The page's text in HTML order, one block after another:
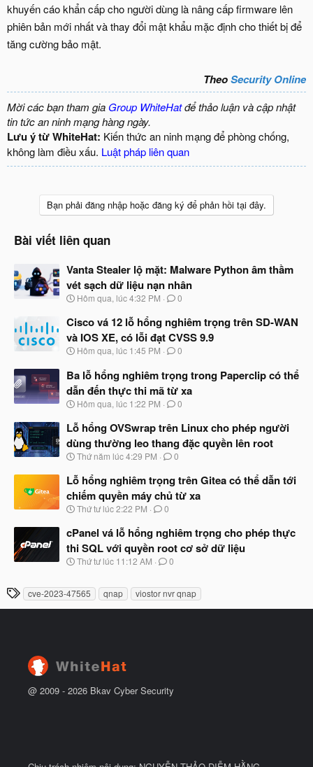
khuyến cáo khẩn cấp cho người dùng là nâng cấp firmware lên
phiên bản mới nhất và thay đổi mật khẩu mặc định cho thiết bị để
tăng cường bảo mật.
TheoSecurity Online
Mời các bạn tham gia Group WhiteHatđể thảo luận và cập nhật
tin tức an ninh mạng hàng ngày.
Lưu ý từ WhiteHat: Kiến thức an ninh mạng để phòng chống,
không làm điều xấu. Luật pháp liên quan
Bạn phải đăng nhập hoặc đăng ký để phản hồi tại đây.
Bài viết liên quan
Vanta Stealer lộ mặt: Malware Python âm thầm
vét sạch dữ liệu nạn nhân
N
à
b
ắ
đ
ầ
u
Hôm qua, lúc 4:32 PM 0
Cisco vá 12 lỗ hổng nghiêm trọng trên SD-WAN
và IOS XE, có lỗi đạt CVSS 9.9
N
à
y
b
ắ
đ
ầ
u
Hôm qua, lúc 1:45 PM 0
Ba lỗ hổng nghiêm trọng trong Paperclip có thể
dẫn đến thực thi mã từ xa
N
à
b
ắ
đ
ầ
u
Hôm qua, lúc 1:22 PM 0
Lỗ hổng OVSwrap trên Linux cho phép người
dùng thường leo thang đặc quyền lên root
N
à
b
ắ
đ
ầ
u
Thứ năm lúc 4:29 PM 0
Lỗ hổng nghiêm trọng trên Gitea có thể dẫn tới
chiếm quyền máy chủ từ xa
N
à
b
ắ
đ
ầ
u
Thứ tư lúc 2:22 PM 0
cPanel vá lỗ hổng nghiêm trọng cho phép thực
thi SQL với quyền root cơ sở dữ liệu
N
y
u
Thứ tư lúc 11:12 AM 0
T
h
cve-2023-47565 qnap viostor nvr qnap
@ 2009 - 2026 Bkav Cyber Security